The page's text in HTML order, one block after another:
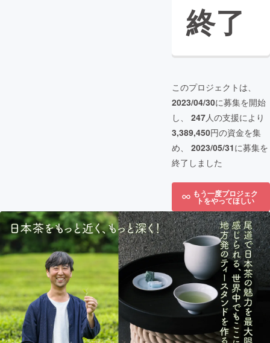
終了
このプロジェクトは、
2023/04/30に募集を開始
し、 247人の支援により
3,389,450円の資金を集
め、 2023/05/31に募集を
終了しました
もう一度プロジェク
トをやってほしい